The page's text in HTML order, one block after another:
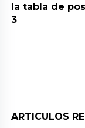
la tabla de
3
ARTICULOS